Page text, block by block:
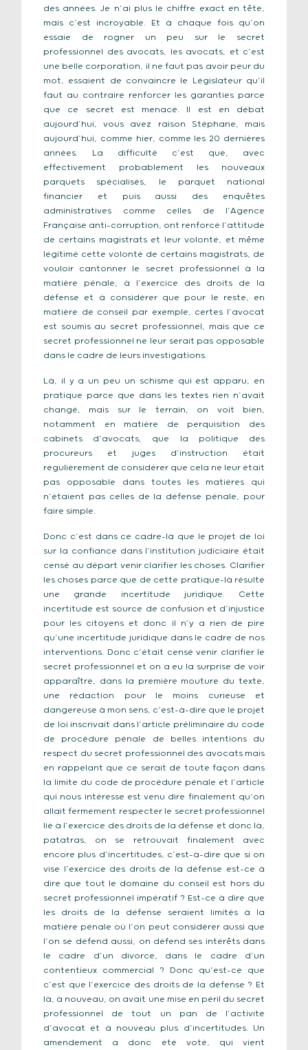
des années. Je n’ai plus le chiffre exact en tête,
mais c’est incroyable. Et à chaque fois qu’on
essaie de rogner un peu sur le secret
professionnel des avocats, les avocats, et c’est
une belle corporation, il ne faut pas avoir peur du
mot, essaient de convaincre le Législateur qu’il
faut au contraire renforcer les garanties parce
que ce secret est menacé. Il est en débat
aujourd’hui, vous avez raison Stéphane, mais
aujourd’hui, comme hier, comme les 20 dernières
années. La difficulté c’est que, avec
effectivement probablement les nouveaux
parquets spécialisés, le parquet national
financier et puis aussi des enquêtes
administratives comme celles de l’Agence
Française anti-corruption, ont renforcé l’attitude
de certains magistrats et leur volonté, et même
légitimé cette volonté de certains magistrats, de
vouloir cantonner le secret professionnel à la
matière pénale, à l’exercice des droits de la
défense et à considérer que pour le reste, en
matière de conseil par exemple, certes l’avocat
est soumis au secret professionnel, mais que ce
secret professionnel ne leur serait pas opposable
dans le cadre de leurs investigations.
Là, il y a un peu un schisme qui est apparu, en
pratique parce que dans les textes rien n’avait
changé, mais sur le terrain, on voit bien,
notamment en matière de perquisition des
cabinets d’avocats, que la politique des
procureurs et juges d’instruction était
régulièrement de considérer que cela ne leur était
pas opposable dans toutes les matières qui
n’étaient pas celles de la défense pénale, pour
faire simple.
Donc c’est dans ce cadre-là que le projet de loi
sur la confiance dans l’institution judiciaire était
censé au départ venir clarifier les choses. Clarifier
les choses parce que de cette pratique-là résulté
une grande incertitude juridique. Cette
incertitude est source de confusion et d’injustice
pour les citoyens et donc il n’y a rien de pire
qu’une incertitude juridique dans le cadre de nos
interventions. Donc c’était censé venir clarifier le
secret professionnel et on a eu la surprise de voir
apparaître, dans la première mouture du texte,
une rédaction pour le moins curieuse et
dangereuse à mon sens, c’est-à-dire que le projet
de loi inscrivait dans l’article préliminaire du code
de procédure pénale de belles intentions du
respect du secret professionnel des avocats mais
en rappelant que ce serait de toute façon dans
la limite du code de procédure pénale et l’article
qui nous intéresse est venu dire finalement qu’on
allait fermement respecter le secret professionnel
lié à l’exercice des droits de la défense et donc là,
patatras, on se retrouvait finalement avec
encore plus d’incertitudes, c’est-à-dire que si on
vise l’exercice des droits de la défense est-ce à
dire que tout le domaine du conseil est hors du
secret professionnel impératif ? Est-ce à dire que
les droits de la défense seraient limités à la
matière pénale où l’on peut considérer aussi que
l’on se défend aussi, on défend ses intérêts dans
le cadre d’un divorce, dans le cadre d’un
contentieux commercial ? Donc qu’est-ce que
c’est que l’exercice des droits de la défense ? Et
là, à nouveau, on avait une mise en péril du secret
professionnel de tout un pan de l’activité
d’avocat et à nouveau plus d’incertitudes. Un
amendement a donc été voté, qui vient